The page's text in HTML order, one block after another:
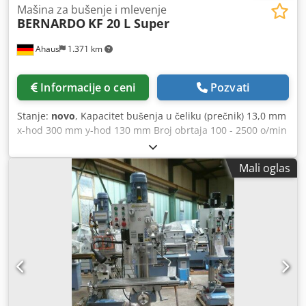
Ahaus 1.371 km
Mašina za bušenje i mlevenje
BERNARDO KF 20 L Super
Informacije o ceni Pozvati
Stanje: novo, Kapacitet bušenja u čeliku (prečnik) 13,0 mm
x-hod 300 mm y-hod 130 mm Broj obrtaja 100 - 2500 o/min
Previs 165 mm Prihvat vretena MK 3 MK Veličina stola 490
x 120 mm Prečnik glodala 30,0 mm Motor 230 V Ukupna
potreba za snagom 0,75 kW Težina mašine cca 50 kg
Potrebni prostor cca 520x500x740 mm Opis: - Bezčetkasti
DC motor - Za optimalan obrtni moment u niskom opsegu
obrtaja - Vođice u obliku lastinog repa na x-, y- i z-osi - Bez
zazora, podesivo preko klinaste letve - Glava za glodanje
obostrano zakretna za ugaono bušenje, glodanje fazeta itd.
- Podešavanje pinole ručkom, fino podešavanje ručnim
točkom - Precizno obrađen krstasti sto sa T-utorima -
Održavanje besplatan pogonski motor od 500 W sa tihim
radom - Beskonačno podesiva brzina za prilagođavanje
Mali oglas